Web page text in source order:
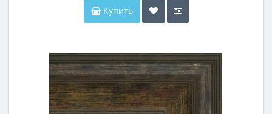
Купить